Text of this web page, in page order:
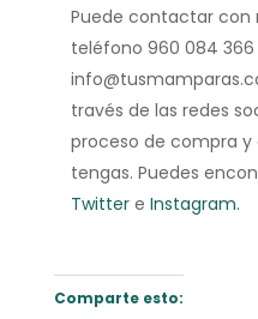
Puede contactar con
teléfono 960 084
través de las redes
proceso de compra
tengas. Puedes
Twittere Instagram.
Comparte esto: